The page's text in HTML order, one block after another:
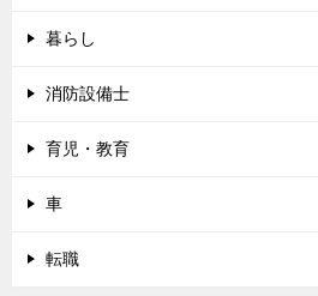
暮らし
消防設備士
育児・教育
車
転職